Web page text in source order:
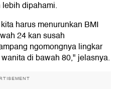
dipahami.
harus menurunkan BMI
24 kan susah
ngomongnya lingkar
di bawah 80," jelasnya.